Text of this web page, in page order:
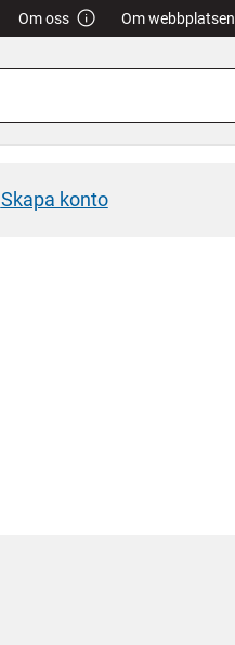
Om oss Om webbplatsen
Skapa konto